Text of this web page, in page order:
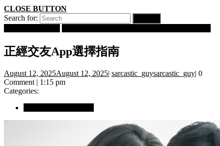
CLOSE BUTTON
Search for:
正經交友App選擇指南
August 12, 2025August 12, 2025| sarcastic_guysarcastic_guy| 0
Comment | 1:15 pm
Categories: